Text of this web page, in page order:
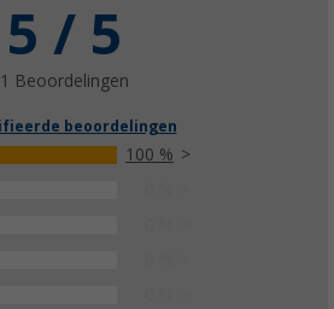
5 / 5
1 Beoordelingen
beoordelingen
100 %